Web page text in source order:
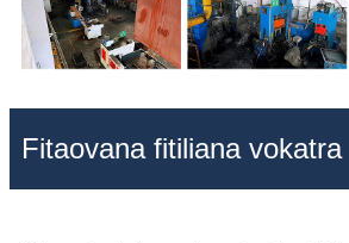
Fitaovana fitiliana vokatra